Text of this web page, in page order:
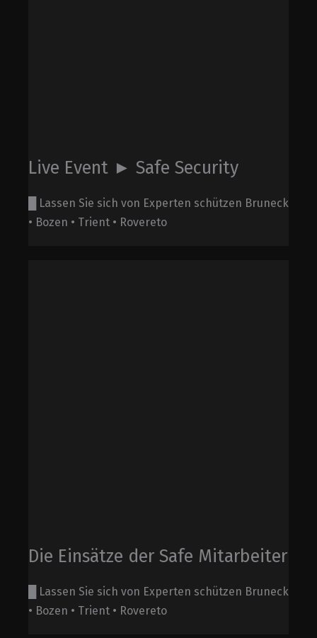
Live Event ► Safe Security
█ Lassen Sie sich von Experten schützen Bruneck
• Bozen • Trient • Rovereto
Die Einsätze der Safe Mitarbeiter
█ Lassen Sie sich von Experten schützen Bruneck
• Bozen • Trient • Rovereto